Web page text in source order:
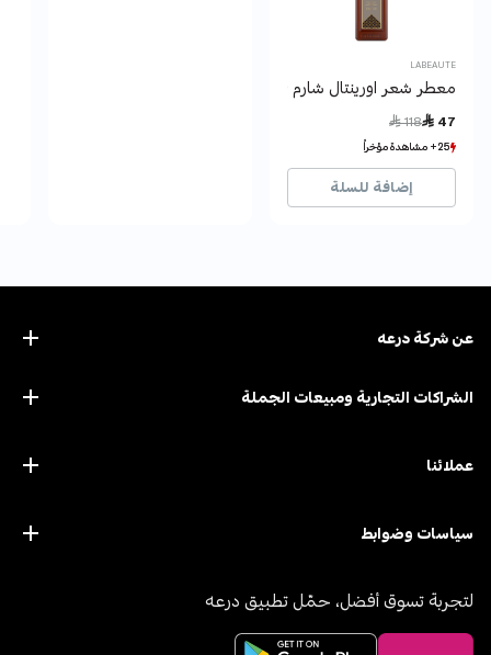
LABEAUTE
معطر شعر اورينتال شارم 150 مل
 47
Price reduced from
 118
25+ مشاهدة مؤخراً
7+ بيع مؤخراً
25+ مشاهدة مؤخراً
7+ بيع مؤخراً
إضافة للسلة
عن ﺷﺮﻛﺔ درﻋﻪ
الشراكات التجارية ومبيعات الجملة
عملائنا
سياسات وضوابط
لتجربة تسوق أفضل، حمّل تطبيق درعه